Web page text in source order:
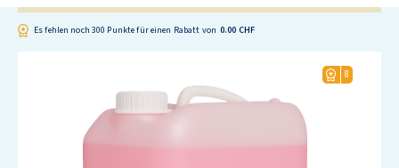
Es fehlen noch 300 Punkte für einen Rabatt von 0.00 CHF
8